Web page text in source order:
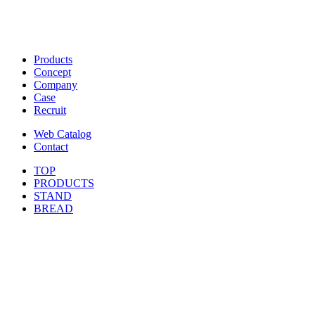
Products
Concept
Company
Case
Recruit
Web Catalog
Contact
TOP
PRODUCTS
STAND
BREAD